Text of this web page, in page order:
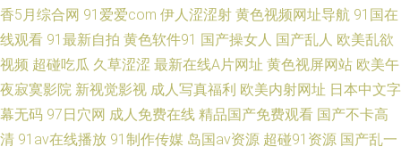
视频 91成年人观看 91精品大香蕉 91大神福利 91超碰在线内射 91ncom最新
导航 91制片厂大片黄色 国产AV导航站 影音先锋色情五月 影音先锋理论片
91午夜 www久久最新 99热热草 东京热AV网站导航 成人福利基地无码大量
香5月综合网 91爱爱com 伊人涩涩射 黄色视频网址导航 91国在
线观看 91最新自拍 黄色软件91 国产操女人 国产乱人 欧美乱欲
视频 超碰吃瓜 久草涩涩 最新在线A片网址 黄色视屏网站 欧美午
夜寂寞影院 新视觉影视 成人写真福利 欧美内射网址 日本中文字
幕无码 97日穴网 成人免费在线 精品国产免费观看 国产不卡高
清 91av在线播放 91制作传媒 岛国av资源 超碰91资源 国产乱一